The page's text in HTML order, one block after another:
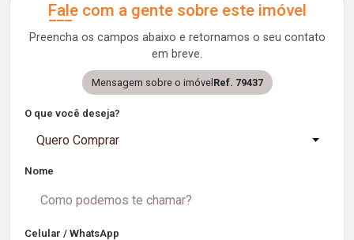
Fale com a gente sobre este imóvel
Preencha os campos abaixo e retornamos o seu contato
em breve.
Mensagem sobre o imóvel Ref. 79437
O que você deseja?
Quero Comprar
Nome
Celular / WhatsApp